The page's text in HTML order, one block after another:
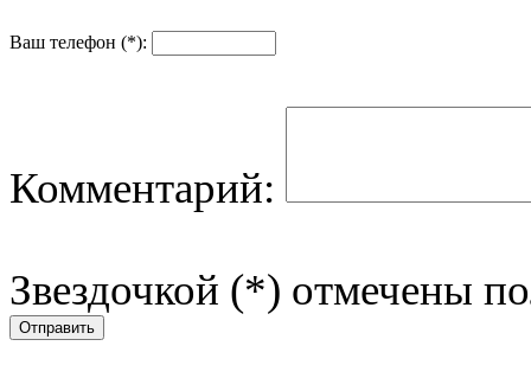
Ваш телефон (*):
Комментарий:
Звездочкой (*) отмечены